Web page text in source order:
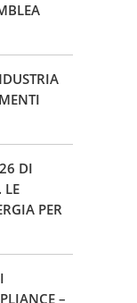
DI
LE
PER
–